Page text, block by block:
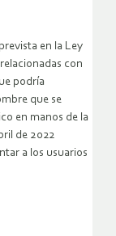
en la Ley
con
podría
que se
en manos de la
de 2022
a los usuarios